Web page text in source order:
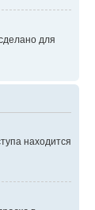
для
находится